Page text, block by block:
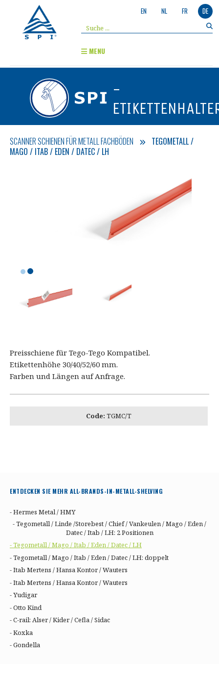
EN NL FR DE
MENU
-
SCANNER SCHIENEN FÜR METALL FACHBÖDEN
TEGOMETALL /
MAGO / ITAB / EDEN / DATEC / LH
Preisschiene für Tego-Tego Kompatibel.
Etikettenhöhe 30/40/52/60 mm.
Farben und Längen auf Anfrage.
Code: TGMC/T
ENTDECKEN SIE MEHR ALL-BRANDS-IN-METALL-SHELVING
- Hermes Metal / HMY
- Tegometall / Linde /Storebest / Chief / Vankeulen / Mago / Eden /
Datec / Itab / LH: 2 Positionen
- Tegometall / Mago / Itab / Eden / Datec / LH
- Tegometall / Mago / Itab / Eden / Datec / LH: doppelt
- Itab Mertens / Hansa Kontor / Wauters
- Itab Mertens / Hansa Kontor / Wauters
- Yudigar
- Otto Kind
- C-rail: Alser / Kider / Cefla / Sidac
- Koxka
- Gondella